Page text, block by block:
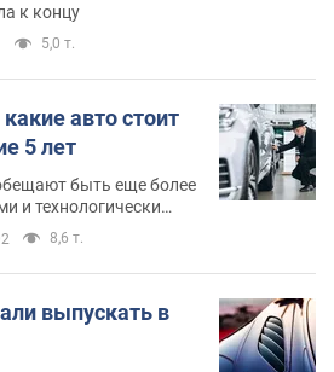
к концу
5,0 т.
авто стоит
5 лет
быть еще более
и технологически
8,6 т.
выпускать в